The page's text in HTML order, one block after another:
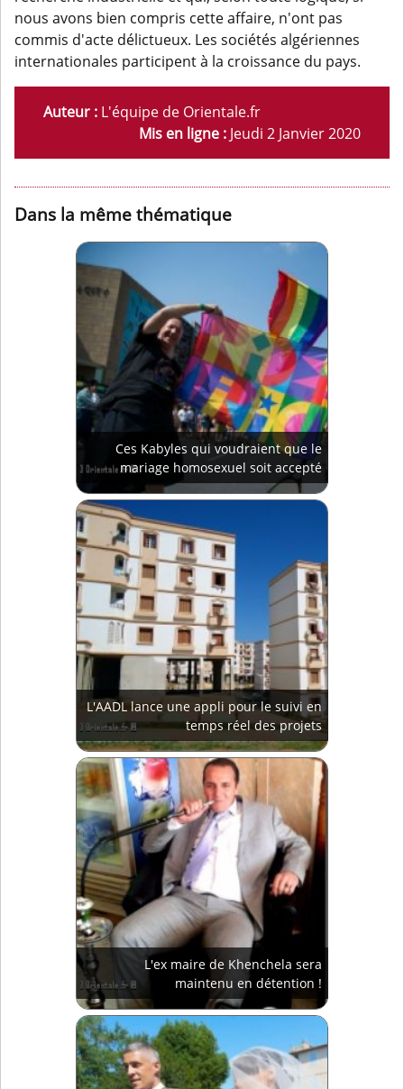
nous avons bien compris cette affaire, n'ont pas
commis d'acte délictueux. Les sociétés algériennes
internationales participent à la croissance du pays.
Auteur : L'équipe de Orientale.fr
Mis en ligne : Jeudi 2 Janvier 2020
Dans la même thématique
Ces Kabyles qui voudraient que le
mariage homosexuel soit accepté
L'AADL lance une appli pour le suivi en
temps réel des projets
L'ex maire de Khenchela sera
maintenu en détention !